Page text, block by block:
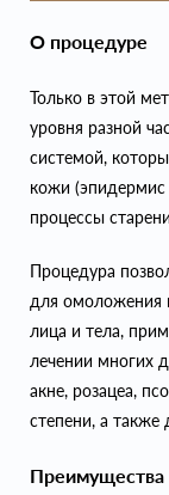
О процедуре
Только в этой
уровня разной
системой,
кожи (эпидермис
процессы
Процедура
для омоложения
лица и тела,
лечении многих
акне, розацеа,
степени, а
Преимущества